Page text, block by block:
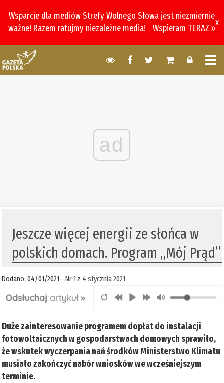
Wsparcie dla mediów Strefy Wolnego Słowa jest niezmiernie
ważne! Razem ratujmy niezależne media!
Wspieram TERAZ »
x
ad
Jeszcze więcej energii ze słońca w
polskich domach. Program „Mój Prąd”
Dodano: 04/01/2021 -Nr 1 z 4 stycznia 2021
Duże zainteresowanie programem dopłat do instalacji
fotowoltaicznych w gospodarstwach domowych sprawiło,
że wskutek wyczerpania nań środków Ministerstwo Klimatu
musiało zakończyć nabór wniosków we wcześniejszym
terminie.